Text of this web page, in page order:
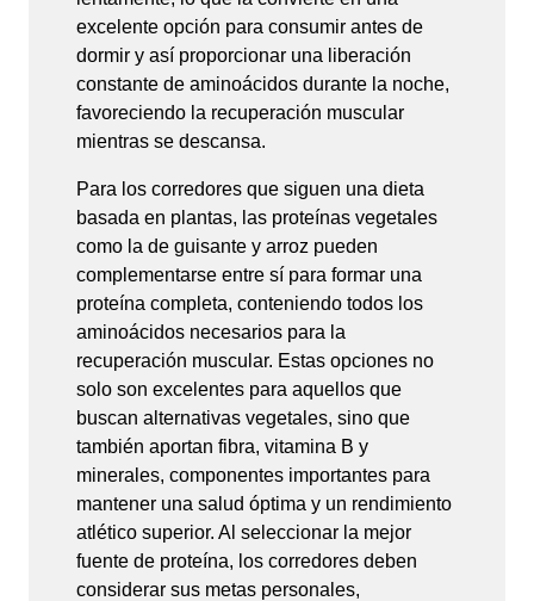
excelente opción para consumir antes de
dormir y así proporcionar una liberación
constante de aminoácidos durante la noche,
favoreciendo la recuperación muscular
mientras se descansa.
Para los corredores que siguen una dieta
basada en plantas, las proteínas vegetales
como la de guisante y arroz pueden
complementarse entre sí para formar una
proteína completa, conteniendo todos los
aminoácidos necesarios para la
recuperación muscular. Estas opciones no
solo son excelentes para aquellos que
buscan alternativas vegetales, sino que
también aportan fibra, vitamina B y
minerales, componentes importantes para
mantener una salud óptima y un rendimiento
atlético superior. Al seleccionar la mejor
fuente de proteína, los corredores deben
considerar sus metas personales,